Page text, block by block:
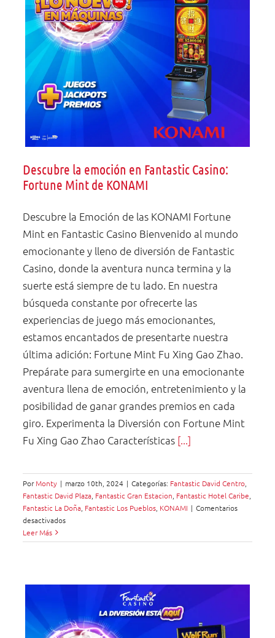
Descubre la emoción en Fantastic Casino:
Fortune Mint de KONAMI
Descubre la Emoción de las KONAMI Fortune
Mint en Fantastic Casino Bienvenido al mundo
emocionante y lleno de diversión de Fantastic
Casino, donde la aventura nunca termina y la
suerte está siempre de tu lado. En nuestra
búsqueda constante por ofrecerte las
experiencias de juego más emocionantes,
estamos encantados de presentarte nuestra
última adición: Fortune Mint Fu Xing Gao Zhao.
Prepárate para sumergirte en una emocionante
aventura llena de emoción, entretenimiento y la
posibilidad de ganar grandes premios en cada
giro. Experimenta la Diversión con Fortune Mint
Fu Xing Gao Zhao Características [...]
PorMonty | marzo 10th, 2024 | Categorías: Fantastic David Centro
Fantastic David Plaza Fantastic Gran Estacion Fantastic Hotel Caribe
Fantastic La Doña Fantastic Los Pueblos KONAMI | Comentarios
desactivadosen
la
Mint
de
Leer Más